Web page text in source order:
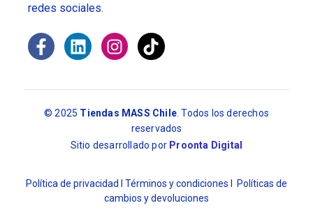
redes sociales.
© 2025 Tiendas MASS Chile . Todos los derechos
reservados
Sitio desarrollado por Proonta Digital
Política de privacidad I Términos y condiciones l Políticas de
cambios y devoluciones